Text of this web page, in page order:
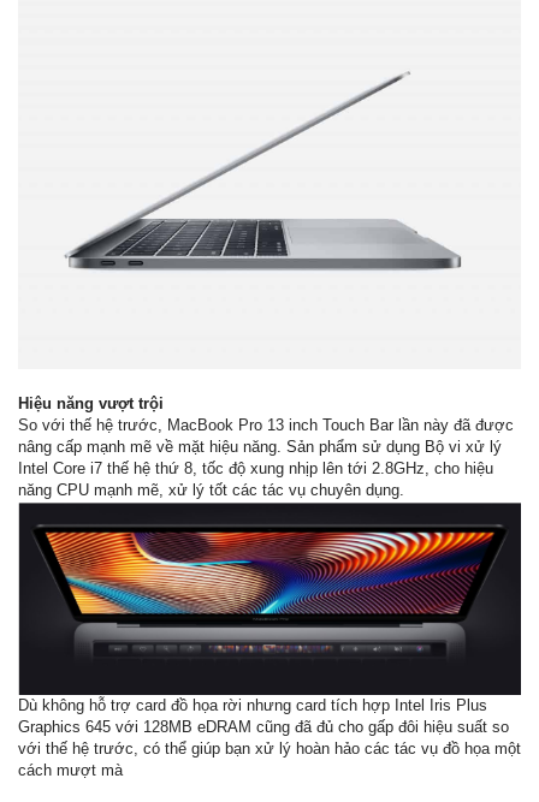
Hiệu năng vượt trội
So với thế hệ trước, MacBook Pro 13 inch Touch Bar lần này đã được
nâng cấp mạnh mẽ về mặt hiệu năng. Sản phẩm sử dụng Bộ vi xử lý
Intel Core i7 thế hệ thứ 8, tốc độ xung nhịp lên tới 2.8GHz, cho hiệu
năng CPU mạnh mẽ, xử lý tốt các tác vụ chuyên dụng.
Dù không hỗ trợ card đồ họa rời nhưng card tích hợp Intel Iris Plus
Graphics 645 với 128MB eDRAM cũng đã đủ cho gấp đôi hiệu suất so
với thế hệ trước, có thể giúp bạn xử lý hoàn hảo các tác vụ đồ họa một
cách mượt mà